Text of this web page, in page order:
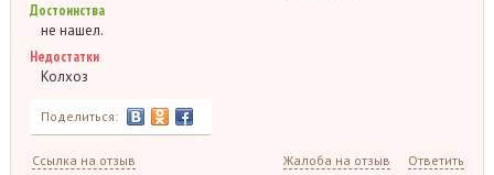
Достоинства
не нашел.
Недостатки
Колхоз
Поделиться:
Ссылка на отзыв Жалоба на отзыв Ответить